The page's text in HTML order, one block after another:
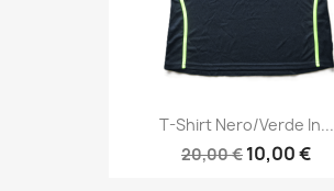
T-Shirt Nero/Verde In...
20,00 € 10,00 €